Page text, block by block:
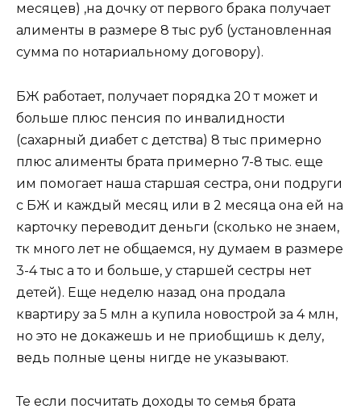
месяцев) ,на дочку от первого брака получает
алименты в размере 8 тыс руб (установленная
сумма по нотариальному договору).
БЖ работает, получает порядка 20 т может и
больше плюс пенсия по инвалидности
(сахарный диабет с детства) 8 тыс примерно
плюс алименты брата примерно 7-8 тыс. еще
им помогает наша старшая сестра, они подруги
с БЖ и каждый месяц или в 2 месяца она ей на
карточку переводит деньги (сколько не знаем,
тк много лет не общаемся, ну думаем в размере
3-4 тыс а то и больше, у старшей сестры нет
детей). Еще неделю назад она продала
квартиру за 5 млн а купила новострой за 4 млн,
но это не докажешь и не приобщишь к делу,
ведь полные цены нигде не указывают.
Те если посчитать доходы то семья брата